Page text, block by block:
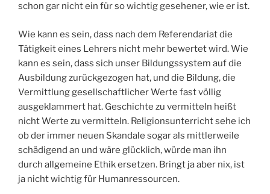
schon gar nicht ein für so wichtig gesehener, wie er ist.
Wie kann es sein, dass nach dem Referendariat die
Tätigkeit eines Lehrers nicht mehr bewertet wird. Wie
kann es sein, dass sich unser Bildungssystem auf die
Ausbildung zurückgezogen hat, und die Bildung, die
Vermittlung gesellschaftlicher Werte fast völlig
ausgeklammert hat. Geschichte zu vermitteln heißt
nicht Werte zu vermitteln. Religionsunterricht sehe ich
ob der immer neuen Skandale sogar als mittlerweile
schädigend an und wäre glücklich, würde man ihn
durch allgemeine Ethik ersetzen. Bringt ja aber nix, ist
ja nicht wichtig für Humanressourcen.